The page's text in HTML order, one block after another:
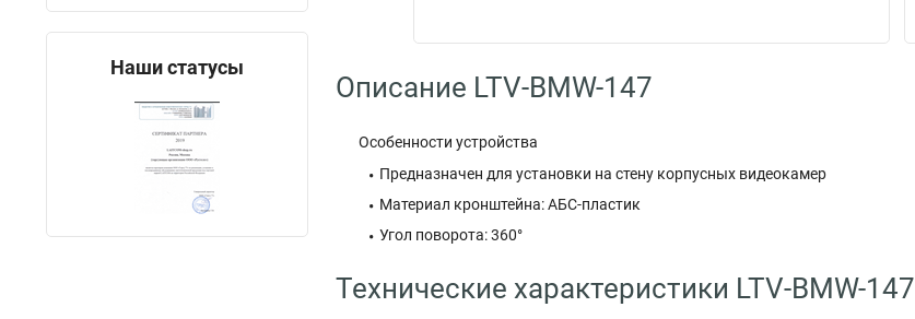
Наши статусы
Описание LTV-BMW-147
Особенности устройства
Предназначен для установки на стену корпусных видеокамер
Материал кронштейна: АБС-пластик
Угол поворота: 360°
Технические характеристики LTV-BMW-147